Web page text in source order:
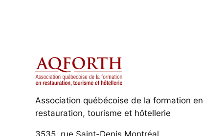
Association québécoise de la formation en
restauration, tourisme et hôtellerie
3535, rue Saint-Denis Montréal